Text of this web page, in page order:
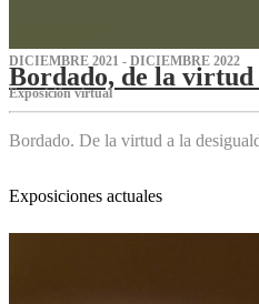
DICIEMBRE 2021 - DICIEMBRE 2022
Bordado, de la virtud
Exposición virtual‌
Bordado. De la virtud a la
Exposiciones actuales